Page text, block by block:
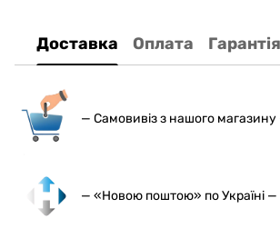
Доставка Оплата Гарантія
— Самовивіз з нашого
— «Новою поштою» по Україні